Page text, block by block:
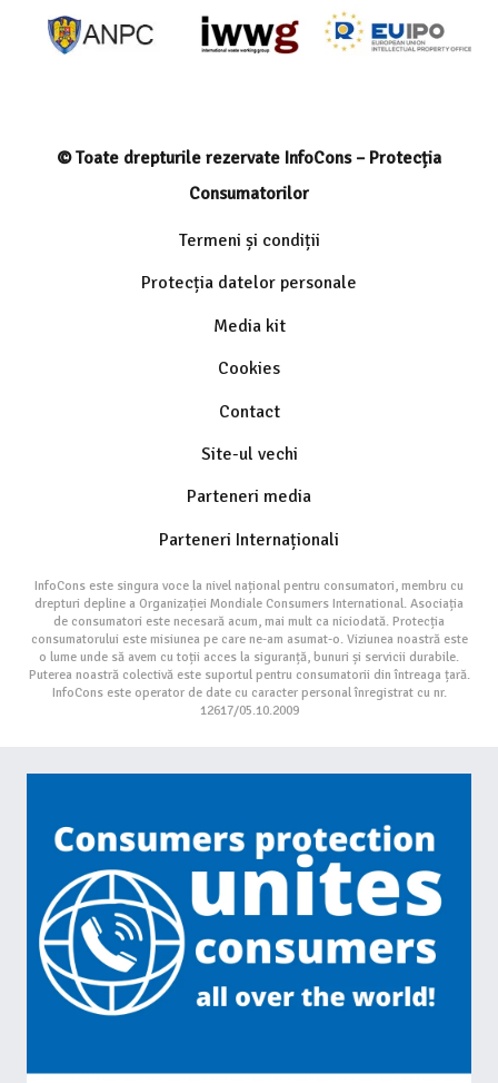
© Toate drepturile rezervate InfoCons – Protecția
Consumatorilor
Termeni și condiții
Protecția datelor personale
Media kit
Cookies
Contact
Site-ul vechi
Parteneri media
Parteneri Internaționali
InfoCons este singura voce la nivel național pentru consumatori, membru cu
drepturi depline a Organizației Mondiale Consumers International. Asociația
de consumatori este necesară acum, mai mult ca niciodată. Protecția
consumatorului este misiunea pe care ne-am asumat-o. Viziunea noastră este
o lume unde să avem cu toții acces la siguranță, bunuri și servicii durabile.
Puterea noastră colectivă este suportul pentru consumatorii din întreaga țară.
InfoCons este operator de date cu caracter personal înregistrat cu nr.
12617/05.10.2009